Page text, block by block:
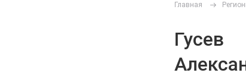
Главная
Гусев